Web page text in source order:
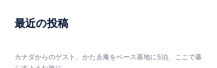
最近の投稿
カナダからのゲスト、かたゑ庵をベース基地に5泊、ここで暮